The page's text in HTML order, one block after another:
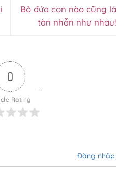
Bỏ đứa con nào cũng là
tàn nhẫn như nhau!
0
Rating
Đăng nhập